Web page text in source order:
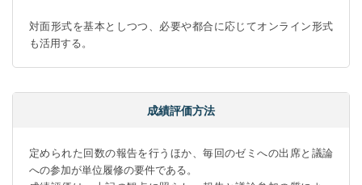
対面形式を基本としつつ、必要や都合に応じてオンライン形式
も活用する。
成績評価方法
定められた回数の報告を行うほか、毎回のゼミへの出席と議論
への参加が単位履修の要件である。